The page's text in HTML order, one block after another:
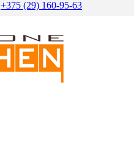
+375 (29) 160-95-63